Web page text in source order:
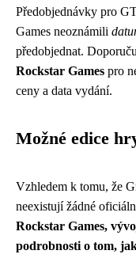
Předobjednávky pro
Games neoznámili
předobjednat.
Rockstar Games pro
ceny a data vydání.
Možné edice
Vzhledem k tomu, že
neexistují žádné
Rockstar Games,
podrobnosti o tom,